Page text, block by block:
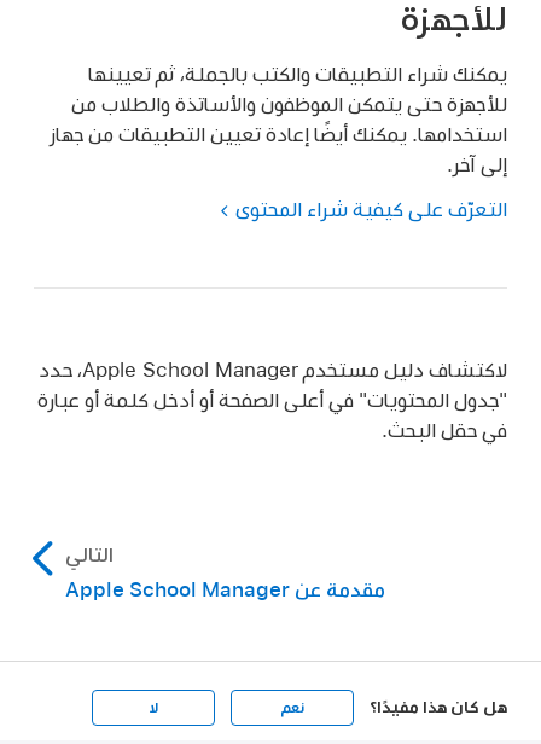
للأجهزة
يمكنك شراء التطبيقات والكتب بالجملة، ثم تعيينها
للأجهزة حتى يتمكن الموظفون والأساتذة والطلاب من
استخدامها. يمكنك أيضًا إعادة تعيين التطبيقات من جهاز
إلى آخر.
التعرّف على كيفية شراء المحتوى
لاكتشاف دليل مستخدم Apple School Manager، حدد
"جدول المحتويات" في أعلى الصفحة أو أدخل كلمة أو عبارة
في حقل البحث.
التالي
مقدمة عن Apple School Manager
هل كان هذا مفيدًا؟ نعم لا